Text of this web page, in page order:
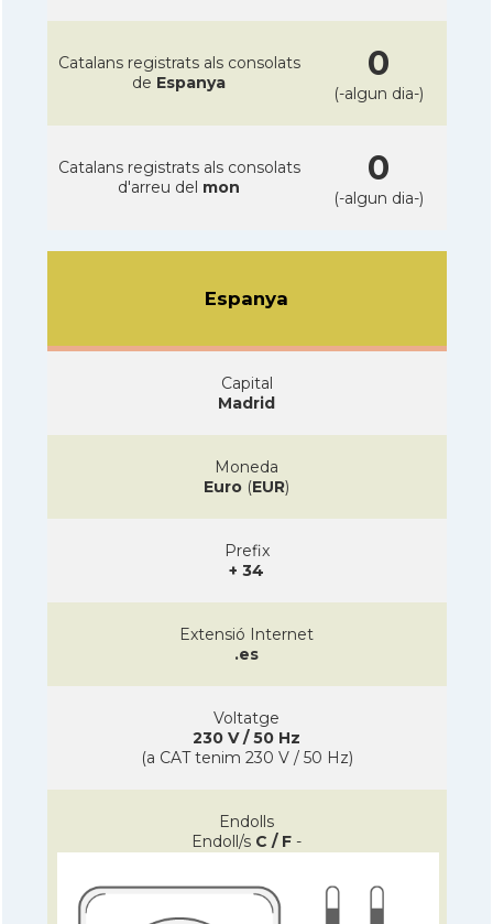
Catalans registrats als consolats
de Espanya 0
(-algun dia-)
Catalans registrats als consolats
d'arreu del mon 0
(-algun dia-)
Espanya
Capital
Madrid
Moneda
Euro (EUR)
Prefix
+ 34
Extensió Internet
.es
Voltatge
230 V / 50 Hz
(a CAT tenim 230 V / 50 Hz)
Endolls
Endoll/s C / F -